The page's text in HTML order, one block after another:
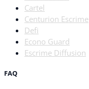
Cartel
Centurion Escrime
Defi
Econo Guard
Escrime Diffusion
FAQ